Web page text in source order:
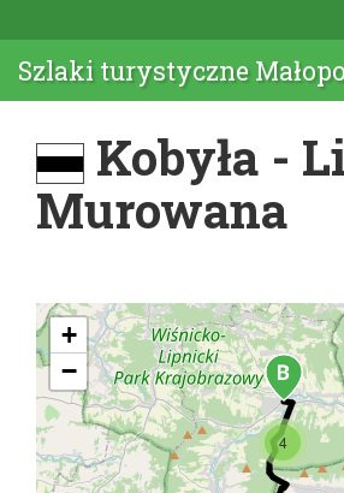
Szlaki turystyczne
Kobyła -
Murowana
4
+
−